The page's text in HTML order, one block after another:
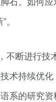
不断进行技
术持续优
系的研究